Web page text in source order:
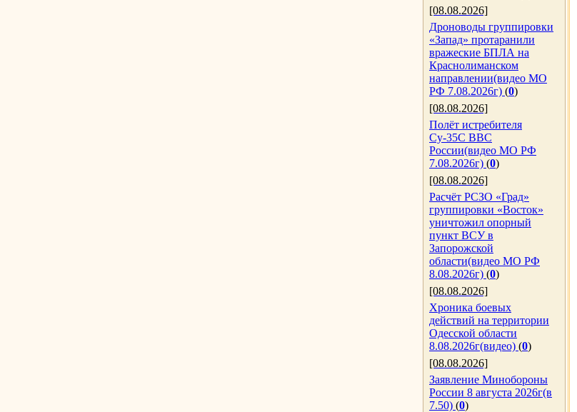
[08.08.2026]
Дроноводы группировки
«Запад» протаранили
вражеские БПЛА на
Краснолиманском
направлении(видео МО
РФ 7.08.2026г) (0)
[08.08.2026]
Полёт истребителя
Су-35С ВВС
России(видео МО РФ
7.08.2026г) (0)
[08.08.2026]
Расчёт РСЗО «Град»
группировки «Восток»
уничтожил опорный
пункт ВСУ в
Запорожской
области(видео МО РФ
8.08.2026г) (0)
[08.08.2026]
Хроника боевых
действий на территории
Одесской области
8.08.2026г(видео) (0)
[08.08.2026]
Заявление Минобороны
России 8 августа 2026г(в
7.50) (0)